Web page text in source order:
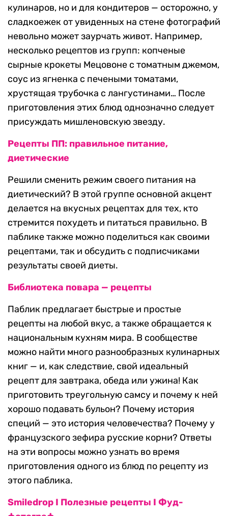
кулинаров, но и для кондитеров — осторожно, у
сладкоежек от увиденных на стене фотографий
невольно может заурчать живот. Например,
несколько рецептов из групп: копченые
сырные крокеты Мецовоне с томатным джемом,
соус из ягненка с печеными томатами,
хрустящая трубочка с лангустинами… После
приготовления этих блюд однозначно следует
присуждать мишленовскую звезду.
Рецепты ПП: правильное питание,
диетические
Решили сменить режим своего питания на
диетический? В этой группе основной акцент
делается на вкусных рецептах для тех, кто
стремится похудеть и питаться правильно. В
паблике также можно поделиться как своими
рецептами, так и обсудить с подписчиками
результаты своей диеты.
Библиотека повара — рецепты
Паблик предлагает быстрые и простые
рецепты на любой вкус, а также обращается к
национальным кухням мира. В сообществе
можно найти много разнообразных кулинарных
книг — и, как следствие, свой идеальный
рецепт для завтрака, обеда или ужина! Как
приготовить треугольную самсу и почему к ней
хорошо подавать бульон? Почему история
специй — это история человечества? Почему у
французского зефира русские корни? Ответы
на эти вопросы можно узнать во время
приготовления одного из блюд по рецепту из
этого паблика.
Smiledrop I Полезные рецепты I Фуд-